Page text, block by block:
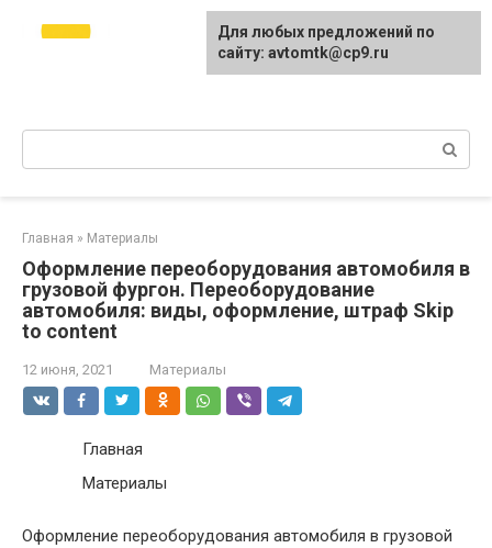
avtomtk.ru Всё для
ремонта и покраски
автомобиля.
Главная » Материалы
Оформление переоборудования автомобиля в
грузовой фургон. Переоборудование
автомобиля: виды, оформление, штраф Skip
to content
12 июня, 2021 Материалы
Главная
Материалы
Оформление переоборудования автомобиля в грузовой
Для любых предложений по
сайту: avtomtk@cp9.ru